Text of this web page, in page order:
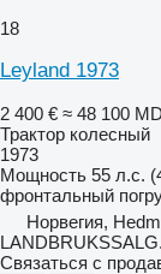
18
Leyland 1973
2 400 € ≈ 48 100
Трактор колесный
1973
Мощность 55 л.с.
фронтальный
Норвегия,
Связаться с